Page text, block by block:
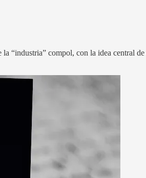
“industria” compol, con la idea central